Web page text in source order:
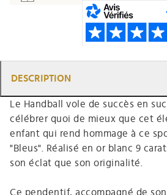
DESCRIPTION
Le Handball vole de succès en
célébrer quoi de mieux que cet
enfant qui rend hommage à ce
"Bleus". Réalisé en or blanc 9
son éclat que son originalité.
Ce pendentif, accompagné de